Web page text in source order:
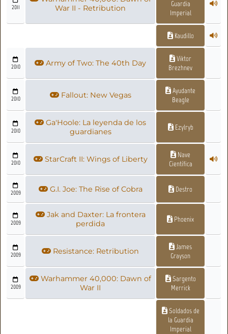
2011
War II - Retribution
Guardia
Imperial
Kaudillo
2010 Army of Two: The 40th Day
Viktor
Brezhnev
2010 Fallout: New Vegas
Ayudante
Beagle
2010
Ga'Hoole: La leyenda de los
guardianes
Ezylryb
2010 StarCraft II: Wings of Liberty
Nave
Científica
2009 G.I. Joe: The Rise of Cobra Destro
2009
Jak and Daxter: La frontera
perdida
Phoenix
2009 Resistance: Retribution
James
Grayson
2009
Warhammer 40,000: Dawn of
War II
Sargento
Merrick
Soldados de
la Guardia
Imperial